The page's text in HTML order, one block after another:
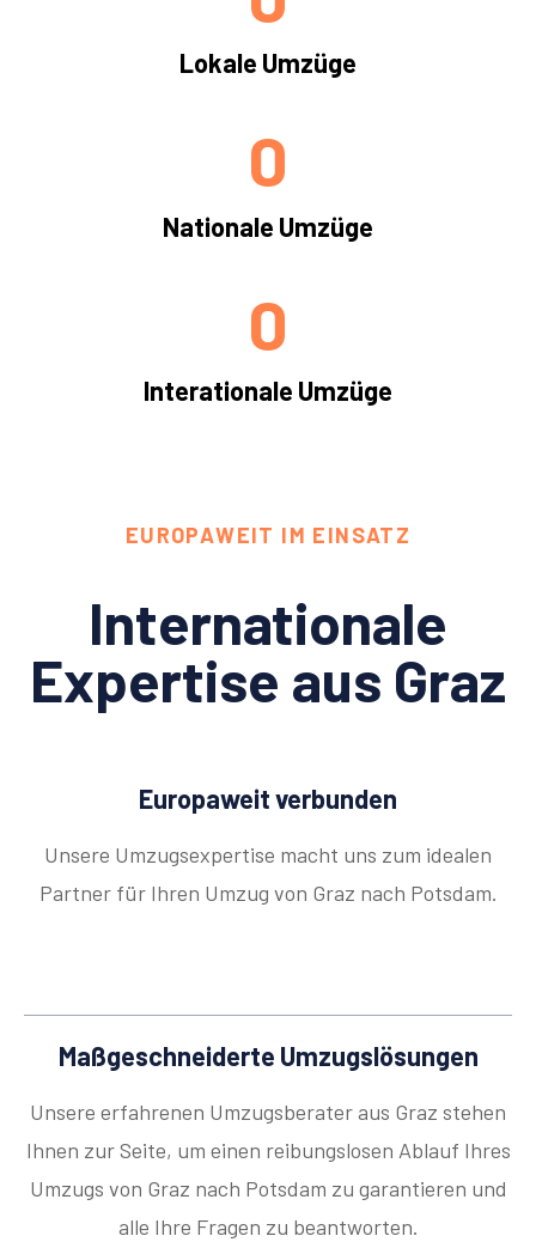
Lokale Umzüge
Nationale Umzüge
0
Interationale Umzüge
0
EUROPAWEIT IM EINSATZ
Internationale
Expertise aus Graz
Europaweit verbunden
Unsere Umzugsexpertise macht uns zum idealen
Partner für Ihren Umzug von Graz nach Potsdam.
Maßgeschneiderte Umzugslösungen
Unsere erfahrenen Umzugsberater aus Graz stehen
Ihnen zur Seite, um einen reibungslosen Ablauf Ihres
Umzugs von Graz nach Potsdam zu garantieren und
alle Ihre Fragen zu beantworten.